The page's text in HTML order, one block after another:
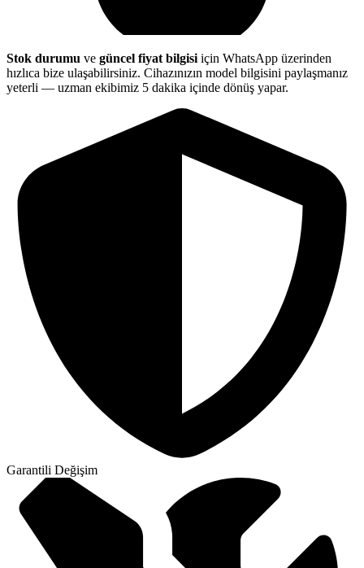
Stok durumu ve güncel fiyat bilgisi için WhatsApp üzerinden
hızlıca bize ulaşabilirsiniz. Cihazınızın model bilgisini paylaşmanız
yeterli — uzman ekibimiz 5 dakika içinde dönüş yapar.
Garantili Değişim